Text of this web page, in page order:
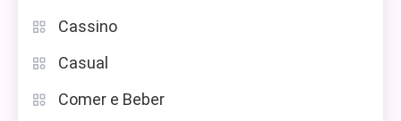
Cassino
Casual
Comer e Beber